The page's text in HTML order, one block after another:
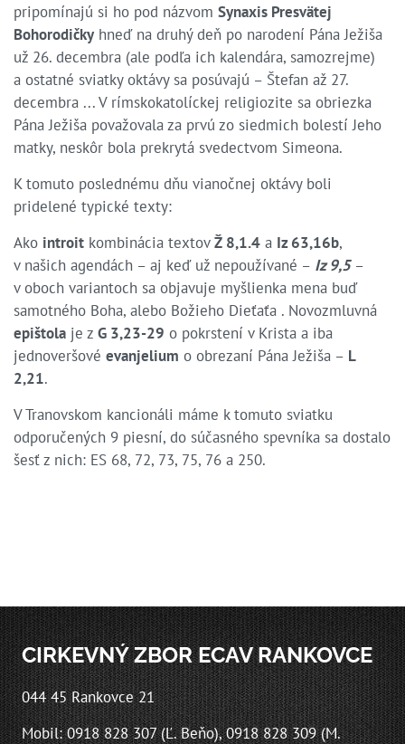
pripomínajú si ho pod názvom Synaxis Presvätej
Bohorodičky hneď na druhý deň po narodení Pána Ježiša
už 26. decembra (ale podľa ich kalendára, samozrejme)
a ostatné sviatky oktávy sa posúvajú – Štefan až 27.
decembra ... V rímskokatolíckej religiozite sa obriezka
Pána Ježiša považovala za prvú zo siedmich bolestí Jeho
matky, neskôr bola prekrytá svedectvom Simeona.
K tomuto poslednému dňu vianočnej oktávy boli
pridelené typické texty:
Ako introit kombinácia textovŽ 8,1.4 a Iz 63,16b,
v našich agendách – aj keď už nepoužívané – Iz 9,5–
v oboch variantoch sa objavuje myšlienka mena buď
samotného Boha, alebo Božieho Dieťaťa . Novozmluvná
epištola je z G 3,23-29 o pokrstení v Krista a iba
jednoveršové evanjelium o obrezaní Pána Ježiša – L
2,21.
V Tranovskom kancionáli máme k tomuto sviatku
odporučených 9 piesní, do súčasného spevníka sa dostalo
šesť z nich: ES 68, 72, 73, 75, 76 a 250.
CIRKEVNÝ ZBOR ECAV RANKOVCE
044 45 Rankovce 21
Mobil: 0918 828 307 (Ľ. Beňo), 0918 828 309 (M.